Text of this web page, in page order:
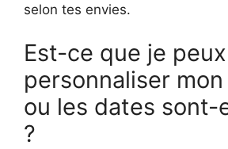
selon tes envies.
Est-ce que je peux
personnaliser
ou les dates sont-
?